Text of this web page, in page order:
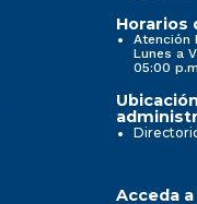
Horarios
Atención
Lunes a
05:00
Acceda